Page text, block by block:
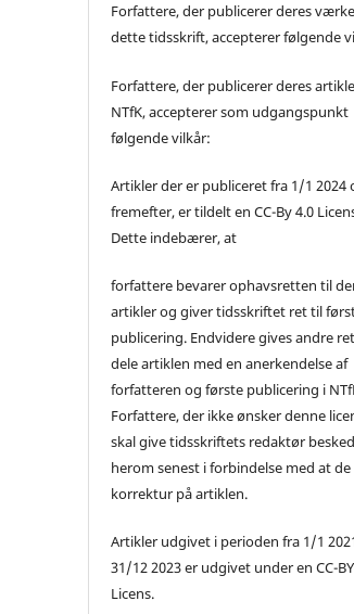
Forfattere, der publicerer deres
dette tidsskrift, accepterer følgende
Forfattere, der publicerer deres
NTfK, accepterer som udgangspunkt
følgende vilkår:
Artikler der er publiceret fra 1/1 2024
fremefter, er tildelt en CC-By 4.0
Dette indebærer, at
forfattere bevarer ophavsretten til
artikler og giver tidsskriftet ret til
publicering. Endvidere gives andre
dele artiklen med en anerkendelse af
forfatteren og første publicering i
Forfattere, der ikke ønsker denne
skal give tidsskriftets redaktør besked
herom senest i forbindelse med at
korrektur på artiklen.
Artikler udgivet i perioden fra 1/1
31/12 2023 er udgivet under en CC-
Licens.